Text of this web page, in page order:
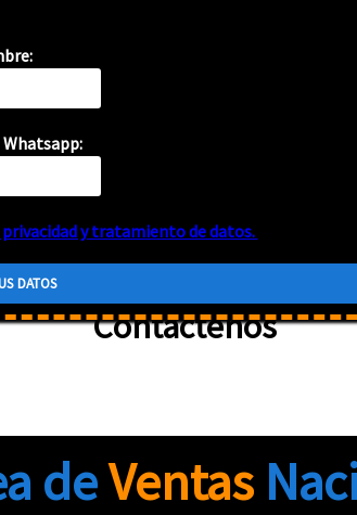
Contactenos
deVentas
y tratamiento de datos.